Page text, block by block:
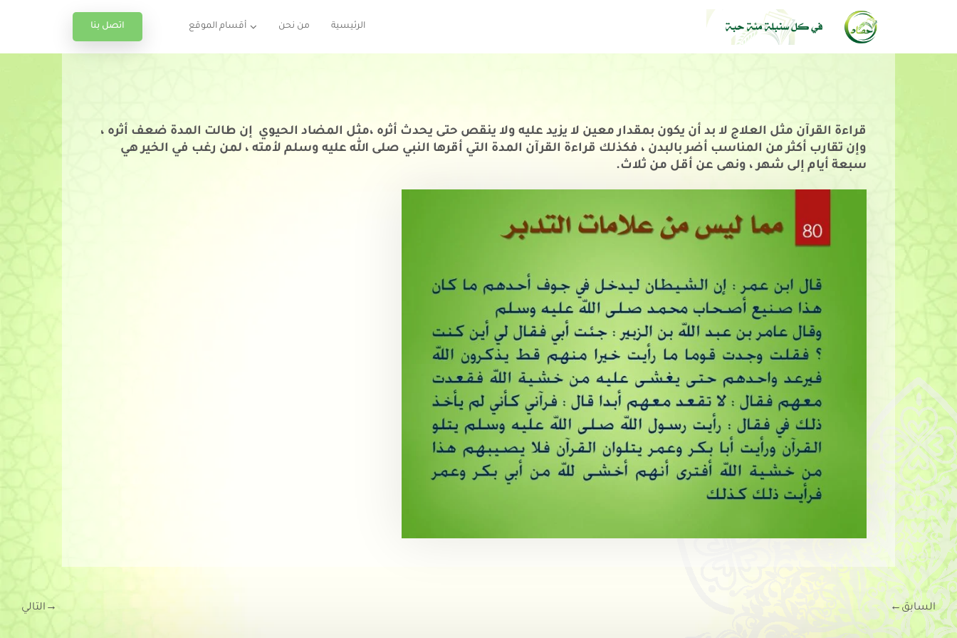
اتصل بنا الرئيسية من نحن أقسام الموقع
قراءة القرآن مثل العلاج لا بد أن يكون بمقدار معين لا يزيد عليه ولا ينقص حتى يحدث أثره ،مثل المضاد الحيوي إن طالت المدة ضعف أثره ،
وإن تقارب أكثر من المناسب أضر بالبدن ، فكذلك قراءة القرآن المدة التي أقرها النبي صلى الله عليه وسلم لأمته ، لمن رغب في الخير هي
سبعة أيام إلى شهر ، ونهى عن أقل من ثلاث.
السابق←
→ التالي